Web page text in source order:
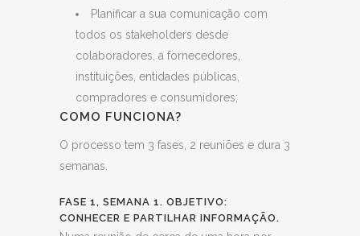
Planificar a sua comunicação com
todos os stakeholders desde
colaboradores, a fornecedores,
instituições, entidades públicas,
compradores e consumidores;
COMO FUNCIONA?
O processo tem 3 fases, 2 reuniões e dura 3
semanas.
FASE 1, SEMANA 1. OBJETIVO:
CONHECER E PARTILHAR INFORMAÇÃO.